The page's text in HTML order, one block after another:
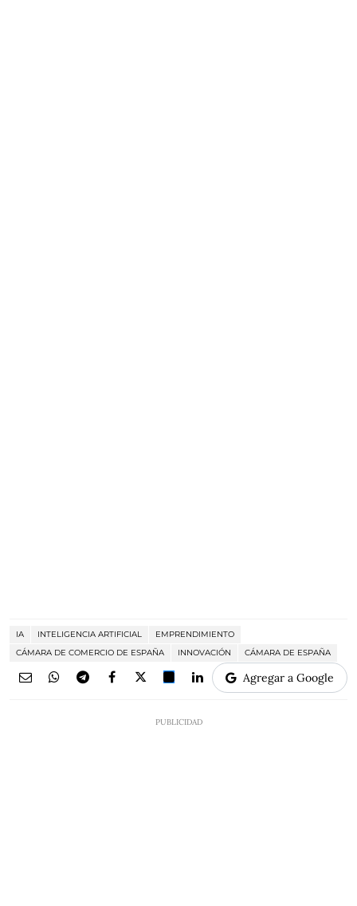
IA INTELIGENCIA ARTIFICIAL
EMPRENDIMIENTO
CÁMARA DE COMERCIO DE ESPAÑA
INNOVACIÓN CÁMARA DE ESPAÑA
Agregar a Google